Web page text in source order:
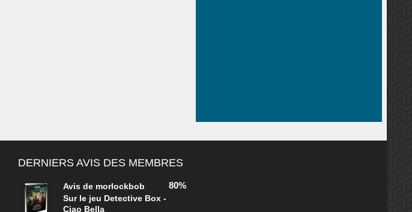
DERNIERS AVIS DES MEMBRES
Avis de morlockbob
Sur le jeu Detective Box -
Ciao Bella
80%